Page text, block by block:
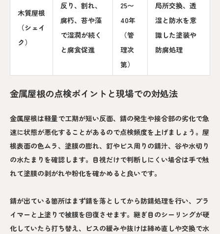
木質屋根
（シェイ
ク）
反り、割れ、
腐朽、苔や藻
で湿潤が続く
と腐食促進
25〜
40年
（管
理次
第）
局所交換、透
湿と防水を意
識した塗装や
防腐処理
金属屋根の点検ポイントと現場での対処法
金属屋根は軽量で工期が短い反面、錆の発生や接合部の劣化で急
速に状態が悪化することがあるので点検頻度を上げましょう。屋
根表面の色ムラ、塗膜の膨れ、釘やビス周りの錆汁、谷や水切り
の水たまりを確認します。目視だけで判断しにくい場合は手で触
れて塗膜の剥がれや粉化を確かめると良いです。
錆が出ている箇所はまず錆を落としてから防錆処理を行い、プラ
イマーと上塗りで被膜を回復させます。継ぎ目のシーリングが硬
化していたら打ち替え、ビスの緩みや抜けは締め直しや交換で水